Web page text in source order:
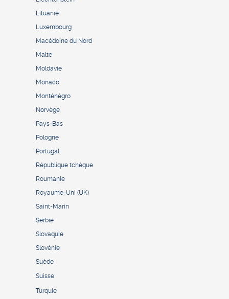
Lituanie
Luxembourg
Macédoine du Nord
Malte
Moldavie
Monaco
Monténégro
Norvège
Pays-Bas
Pologne
Portugal
République tchèque
Roumanie
Royaume-Uni (UK)
Saint-Marin
Serbie
Slovaquie
Slovénie
Suède
Suisse
Turquie